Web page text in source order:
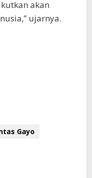
akan
ujarnya.
Gayo